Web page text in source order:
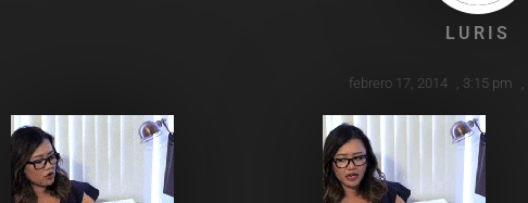
LURIS
febrero 17, 2014 , 3:15 pm ,